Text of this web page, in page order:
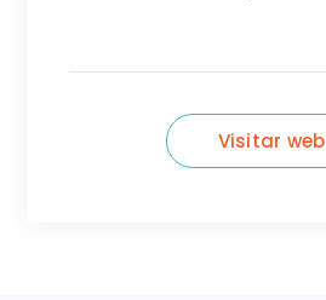
Visitar web